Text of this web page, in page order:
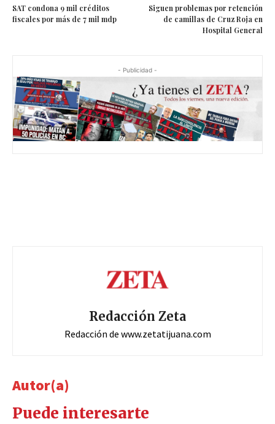
SAT condona 9 mil créditos
fiscales por más de 7 mil mdp
Siguen problemas por retención
de camillas de Cruz Roja en
Hospital General
- Publicidad -
Redacción Zeta
Redacción de www.zetatijuana.com
Autor(a)
Puede interesarte